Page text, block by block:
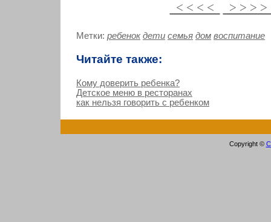
< < < < > > >
Метки: ребенок дети семья дом воспитание
Читайте также:
Кому доверить ребенка?
Детское меню в ресторанах
как нельзя говорить с ребенком
Copyright ©